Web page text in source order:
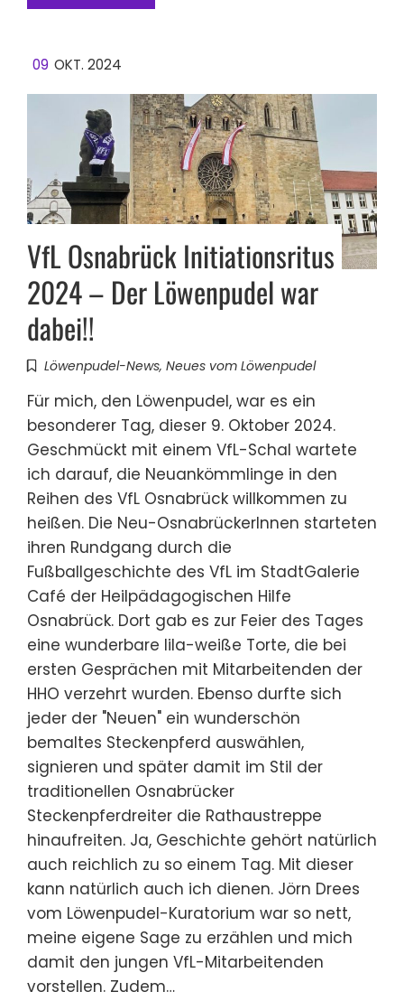
09 OKT. 2024
VfL Osnabrück Initiationsritus
2024 – Der Löwenpudel war
dabei!!
Löwenpudel-News, Neues vom Löwenpudel
Für mich, den Löwenpudel, war es ein
besonderer Tag, dieser 9. Oktober 2024.
Geschmückt mit einem VfL-Schal wartete
ich darauf, die Neuankömmlinge in den
Reihen des VfL Osnabrück willkommen zu
heißen. Die Neu-OsnabrückerInnen starteten
ihren Rundgang durch die
Fußballgeschichte des VfL im StadtGalerie
Café der Heilpädagogischen Hilfe
Osnabrück. Dort gab es zur Feier des Tages
eine wunderbare lila-weiße Torte, die bei
ersten Gesprächen mit Mitarbeitenden der
HHO verzehrt wurden. Ebenso durfte sich
jeder der "Neuen" ein wunderschön
bemaltes Steckenpferd auswählen,
signieren und später damit im Stil der
traditionellen Osnabrücker
Steckenpferdreiter die Rathaustreppe
hinaufreiten. Ja, Geschichte gehört natürlich
auch reichlich zu so einem Tag. Mit dieser
kann natürlich auch ich dienen. Jörn Drees
vom Löwenpudel-Kuratorium war so nett,
meine eigene Sage zu erzählen und mich
damit den jungen VfL-Mitarbeitenden
vorstellen. Zudem…